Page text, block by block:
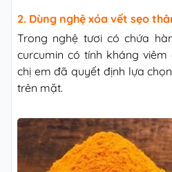
2. Dùng nghệ xóa vết sẹo
Trong nghệ tươi có chứa
curcumin có tính kháng viêm
chị em đã quyết định lựa
trên mặt.